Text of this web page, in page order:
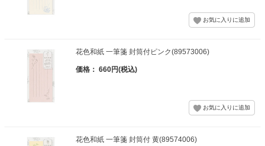
花色和紙 一筆箋 封筒付ピンク(89573006)
価格： 660円(税込)
花色和紙 一筆箋 封筒付 黄(89574006)